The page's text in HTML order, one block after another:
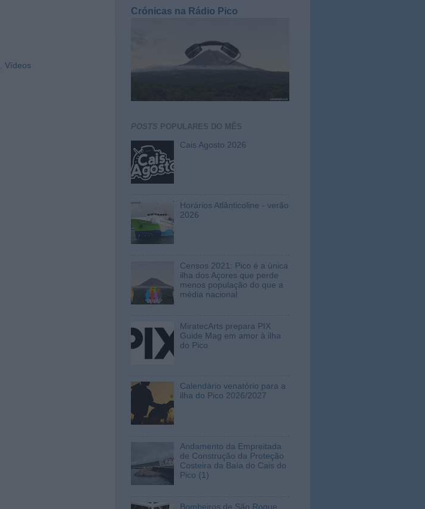
Vídeos
Crónicas na Rádio Pico
POSTS POPULARES DO MÊS
Cais Agosto 2026
Horários Atlânticoline - verão
2026
Censos 2021: Pico é a única
ilha dos Açores que perde
menos população do que a
média nacional
MiratecArts prepara PIX
Guide Mag em amor à ilha
do Pico
Calendário venatório para a
ilha do Pico 2026/2027
Andamento da Empreitada
de Construção da Proteção
Costeira da Baía do Cais do
Pico (1)
Bombeiros de São Roque